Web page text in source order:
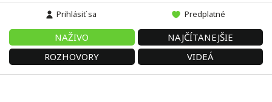
Prihlásiť sa Predplatné
NAŽIVO
NAJČÍTANEJŠIE
ROZHOVORY
VIDEÁ